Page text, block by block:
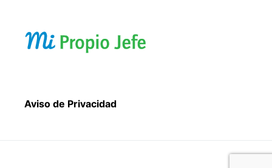
Aviso de Privacidad